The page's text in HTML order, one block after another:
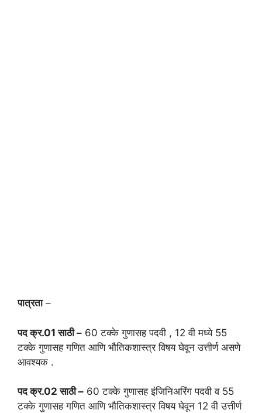
पात्रता–
पद क्र.01 साठी – 60 टक्के गुणासह पदवी , 12 वी मध्ये 55
टक्के गुणासह गणित आणि भौतिकशास्त्र विषय घेवून उत्तीर्ण असणे
आवश्यक .
पद क्र.02 साठी – 60 टक्के गुणासह इंजिनिअरिंग पदवी व 55
टक्के गुणासह गणित आणि भौतिकशास्त्र विषय घेवून 12 वी उत्तीर्ण